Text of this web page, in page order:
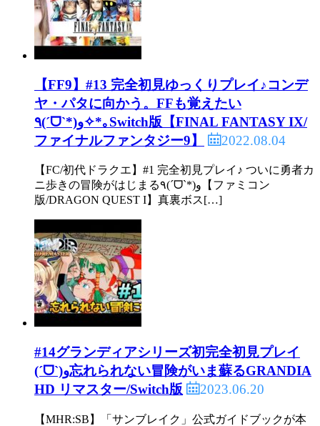
【FF9】#13 完全初見ゆっくりプレイ♪コンデ
ヤ・パタに向かう。FFも覚えたい
٩(ˊᗜˋ*)و✧*｡Switch版【FINAL FANTASY IX/
ファイナルファンタジー9】
2022.08.04
【FC/初代ドラクエ】#1 完全初見プレイ♪ ついに勇者カ
ニ歩きの冒険がはじまる٩(ˊᗜˋ*)و【ファミコン
版/DRAGON QUEST I】真裏ボス[…]
#14グランディアシリーズ初完全初見プレイ
(ˊᗜˋ)و忘れられない冒険がいま蘇るGRANDIA
HD リマスター/Switch版
2023.06.20
【MHR:SB】「サンブレイク」公式ガイドブックが本